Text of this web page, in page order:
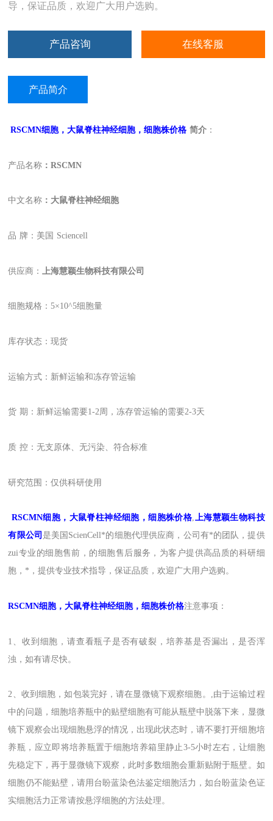
导，保证品质，欢迎广大用户选购。
产品咨询 在线客服
产品简介
RSCMN细胞，大鼠脊柱神经细胞，细胞株价格 简介 ：
产品名称 ：RSCMN
中文名称 ：大鼠脊柱神经细胞
品 牌：美国 Sciencell
供应商： 上海慧颖生物科技有限公司
细胞规格： 5×10^5细胞量
库存状态：现货
运输方式：新鲜运输和冻存管运输
货 期：新鲜运输需要1-2周，冻存管运输的需要2-3天
质 控：无支原体、无污染、符合标准
研究范围：仅供科研使用
RSCMN细胞，大鼠脊柱神经细胞，细胞株价格,上海慧颖生物科技
有限公司 是美国 ScienCell*的细胞代理供应商， 公司有*的团队，提供
zui专业的细胞售前，的细胞售后服务 ，为客户提供高品质的科研细
胞 ， *，提供专业技术指导 ，保证品质 ，欢迎广大用户选购。
RSCMN细胞，大鼠脊柱神经细胞，细胞株价格注意事项：
1、收到细胞，请查看瓶子是否有破裂，培养基是否漏出，是否浑
浊，如有请尽快。
2、收到细胞，如包装完好，请在显微镜下观察细胞。,由于运输过程
中的问题，细胞培养瓶中的贴壁细胞有可能从瓶壁中脱落下来，显微
镜下观察会出现细胞悬浮的情况，出现此状态时，请不要打开细胞培
养瓶，应立即将培养瓶置于细胞培养箱里静止3-5小时左右，让细胞
先稳定下，再于显微镜下观察，此时多数细胞会重新贴附于瓶壁。如
细胞仍不能贴壁，请用台盼蓝染色法鉴定细胞活力，如台盼蓝染色证
实细胞活力正常请按悬浮细胞的方法处理。